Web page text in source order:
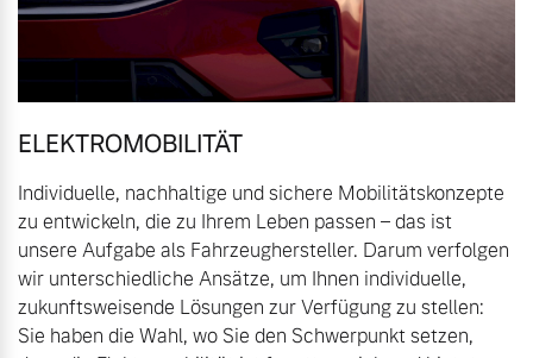
Gebrauchtwagen
Die Neuwagenalternative
Mehr erfahren
Editionsmodelle
Jetzt kennenlernen
Mehr erfahren
Frühjahrscheck
Entdecken Sie unsere
saisonalen Angebote.
Mehr erfahren
Finanzierung & Leasing
Versicherung
ELEKTROMOBILITÄT
Individuelle, nachhaltige und sichere Mobilitätskonzepte
zu entwickeln, die zu Ihrem Leben passen – das ist
unsere Aufgabe als Fahrzeughersteller. Darum verfolgen
wir unterschiedliche Ansätze, um Ihnen individuelle,
zukunftsweisende Lösungen zur Verfügung zu stellen:
Sie haben die Wahl, wo Sie den Schwerpunkt setzen,